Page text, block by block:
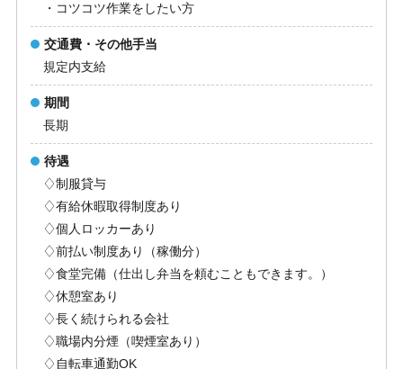
・コツコツ作業をしたい方
交通費・その他手当
規定内支給
期間
長期
待遇
♢制服貸与
♢有給休暇取得制度あり
♢個人ロッカーあり
♢前払い制度あり（稼働分）
♢食堂完備（仕出し弁当を頼むこともできます。）
♢休憩室あり
♢長く続けられる会社
♢職場内分煙（喫煙室あり）
♢自転車通勤OK